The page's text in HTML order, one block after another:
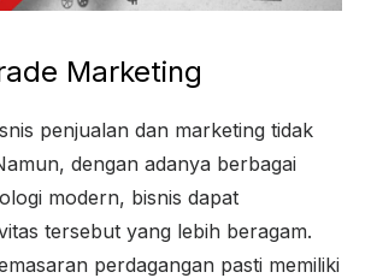
Marketing
penjualan dan marketing tidak
dengan adanya berbagai
modern, bisnis dapat
tersebut yang lebih beragam.
perdagangan pasti memiliki